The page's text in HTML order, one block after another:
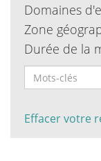
Domaines
Zone
Durée de la
Effacer votre